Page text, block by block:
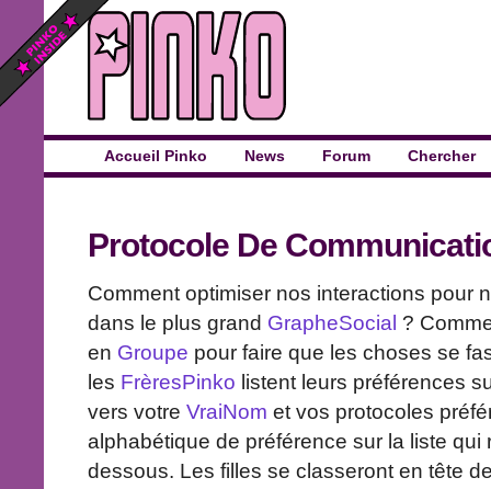
Accueil Pinko News Forum Chercher
Protocole De
Comment optimiser nos interactions pour
dans le plus grand GrapheSocial ?
en Groupe pour faire que les choses se
les FrèresPinko listent leurs préférences
vers votre VraiNom et vos protocoles
alphabétique de préférence sur la liste qui
dessous. Les filles se classeront en tête